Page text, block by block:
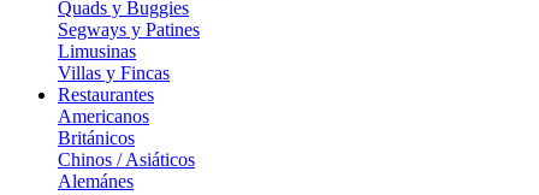
Quads y Buggies
Segways y Patines
Limusinas
Villas y Fincas
Restaurantes
Americanos
Británicos
Chinos / Asiáticos
Alemánes